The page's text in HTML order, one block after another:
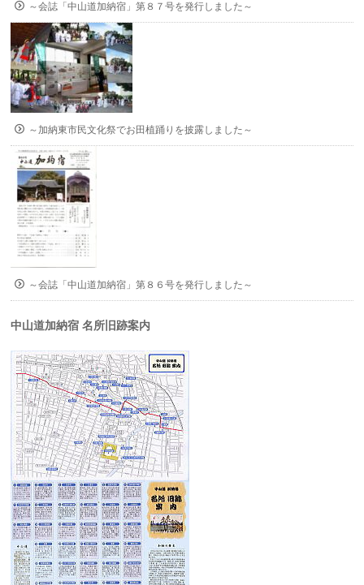
～会誌「中山道加納宿」第８７号を発行しました～
～加納東市民文化祭でお田植踊りを披露しました～
～会誌「中山道加納宿」第８６号を発行しました～
中山道加納宿 名所旧跡案内